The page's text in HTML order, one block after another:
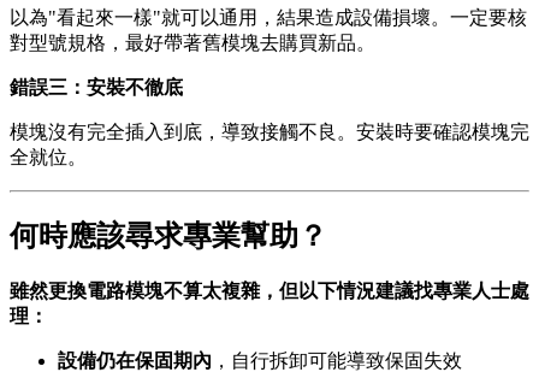
以為"看起來一樣"就可以通用，結果造成設備損壞。一定要核
對型號規格，最好帶著舊模塊去購買新品。
錯誤三：安裝不徹底
模塊沒有完全插入到底，導致接觸不良。安裝時要確認模塊完
全就位。
何時應該尋求專業幫助？
雖然更換電路模塊不算太複雜，但以下情況建議找專業人士處
理：
設備仍在保固期內 ，自行拆卸可能導致保固失效